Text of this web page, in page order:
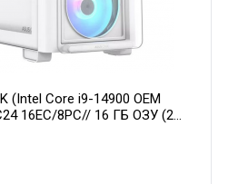
(Intel Core i9-14900 OEM
16EC/8PC// 16 ГБ ОЗУ (2
VENTUS 2X PLUS 16GB